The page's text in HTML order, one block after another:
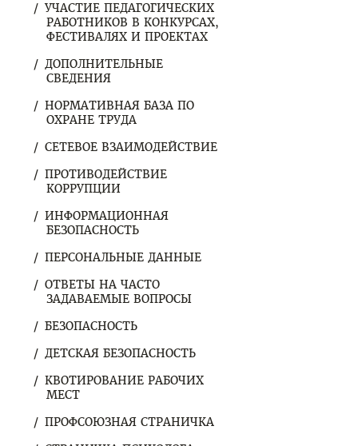
УЧАСТИЕ ПЕДАГОГИЧЕСКИХ
РАБОТНИКОВ В КОНКУРСАХ,
ФЕСТИВАЛЯХ И ПРОЕКТАХ
ДОПОЛНИТЕЛЬНЫЕ
СВЕДЕНИЯ
НОРМАТИВНАЯ БАЗА ПО
ОХРАНЕ ТРУДА
СЕТЕВОЕ ВЗАИМОДЕЙСТВИЕ
ПРОТИВОДЕЙСТВИЕ
КОРРУПЦИИ
ИНФОРМАЦИОННАЯ
БЕЗОПАСНОСТЬ
ПЕРСОНАЛЬНЫЕ ДАННЫЕ
ОТВЕТЫ НА ЧАСТО
ЗАДАВАЕМЫЕ ВОПРОСЫ
БЕЗОПАСНОСТЬ
ДЕТСКАЯ БЕЗОПАСНОСТЬ
КВОТИРОВАНИЕ РАБОЧИХ
МЕСТ
ПРОФСОЮЗНАЯ СТРАНИЧКА